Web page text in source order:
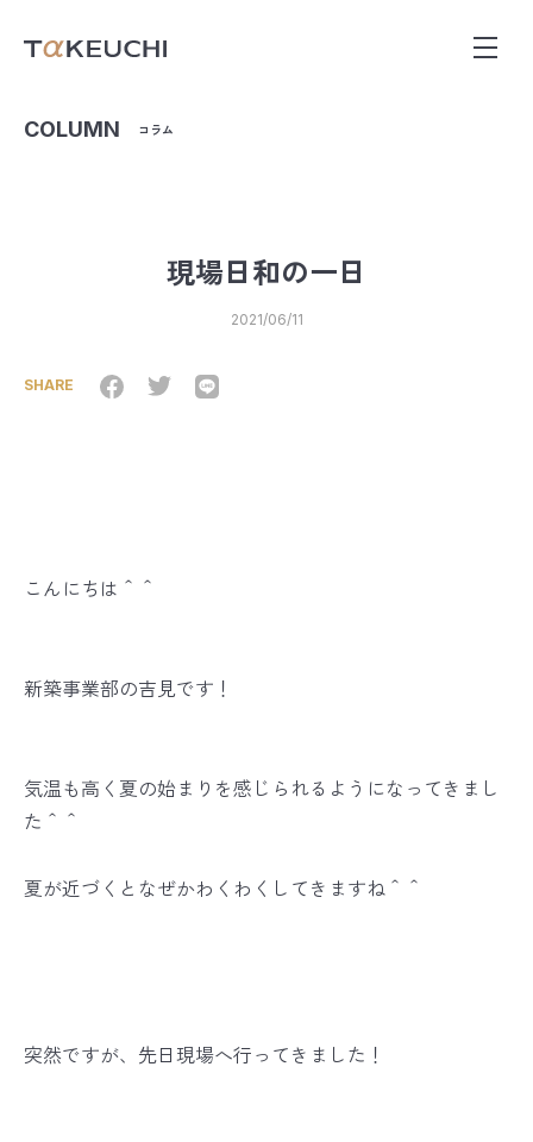
COLUMN コラム
現場日和の一日
2021/06/11
SHARE
こんにちは＾＾
新築事業部の吉見です！
気温も高く夏の始まりを感じられるようになってきまし
た＾＾
夏が近づくとなぜかわくわくしてきますね＾＾
突然ですが、先日現場へ行ってきました！